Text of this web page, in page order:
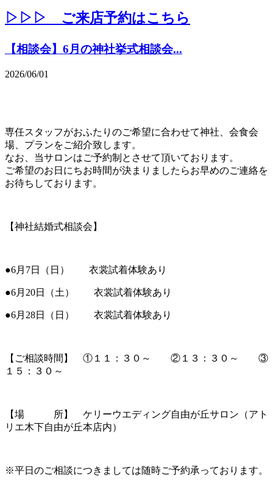
▷▷▷ ご来店予約はこちら
【相談会】6月の神社挙式相談会...
2026/06/01
専任スタッフがおふたりのご希望に合わせて神社、会食会
場、プランをご紹介致します。
なお、当サロンはご予約制とさせて頂いております。
ご希望のお日にちお時間が決まりましたらお早めのご連絡を
お待ちしております。
【神社結婚式相談会】
●6月7日（日） 衣裳試着体験あり
●6月20日（土） 衣裳試着体験あり
●6月28日（日） 衣裳試着体験あり
【ご相談時間】 ①１１：３０～ ②１３：３０～ ③
１５：３０～
【場 所】 ケリーウエディング自由が丘サロン（アト
リエ木下自由が丘本店内）
※平日のご相談につきましては随時ご予約承っております。